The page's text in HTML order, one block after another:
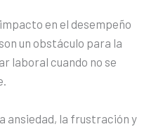
en el desempeño
un obstáculo para la
laboral cuando no se
ansiedad, la frustración y